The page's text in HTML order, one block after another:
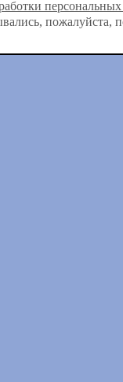
пожалуйста,